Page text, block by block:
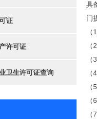
证
许可证
卫生许可证查询
具
门